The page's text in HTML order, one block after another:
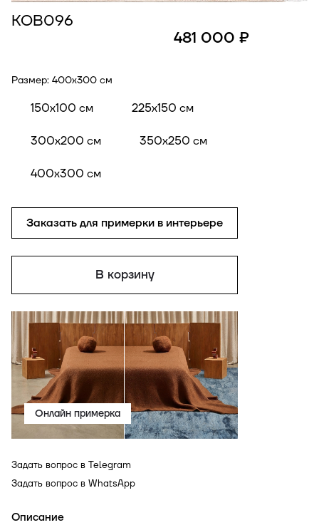
КОВ096
Размер: 400x300 см
150x100 см 225x150 см
300x200 см 350x250 см
400x300 см
Заказать для примерки в интерьере
В корзину
Онлайн примерка
Задать вопрос в Telegram
Задать вопрос в WhatsApp
Описание
481 000 ₽